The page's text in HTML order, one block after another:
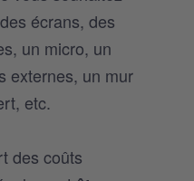
écrans, des
un micro, un
externes, un mur
etc.
des coûts